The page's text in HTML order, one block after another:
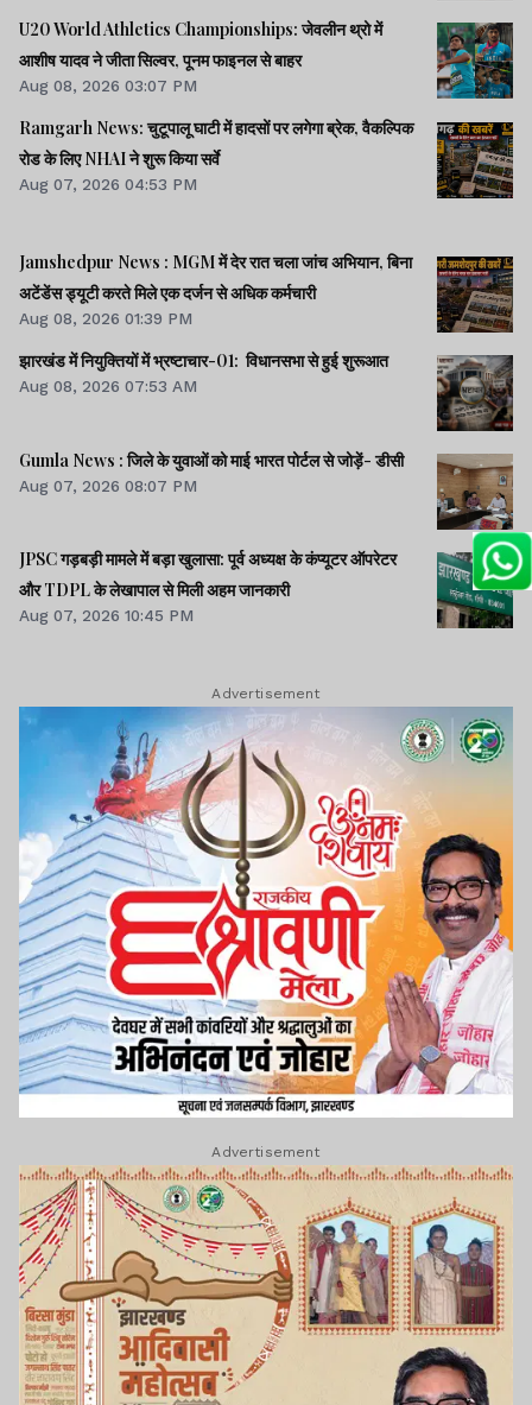
U20 World Athletics Championships: जेवलीन थ्रो में
आशीष यादव ने जीता सिल्वर, पूनम फाइनल से बाहर
Aug 08, 2026 03:07 PM
Ramgarh News: चुटूपालू घाटी में हादसों पर लगेगा ब्रेक, वैकल्पिक
रोड के लिए NHAI ने शुरू किया सर्वे
Aug 07, 2026 04:53 PM
Jamshedpur News : MGM में देर रात चला जांच अभियान, बिना
अटेंडेंस ड्यूटी करते मिले एक दर्जन से अधिक कर्मचारी
Aug 08, 2026 01:39 PM
झारखंड में नियुक्तियों में भ्रष्टाचार-01: विधानसभा से हुई शुरूआत
Aug 08, 2026 07:53 AM
Gumla News : जिले के युवाओं को माई भारत पोर्टल से जोड़ें- डीसी
Aug 07, 2026 08:07 PM
JPSC गड़बड़ी मामले में बड़ा खुलासा: पूर्व अध्यक्ष के कंप्यूटर ऑपरेटर
और TDPL के लेखापाल से मिली अहम जानकारी
Aug 07, 2026 10:45 PM
Advertisement
Advertisement